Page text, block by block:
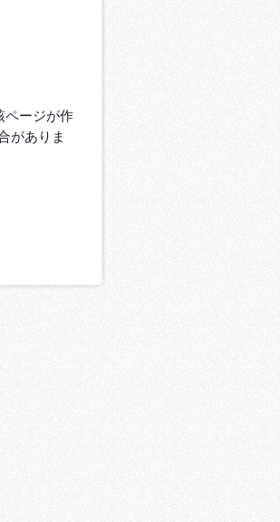
ページが作
がありま